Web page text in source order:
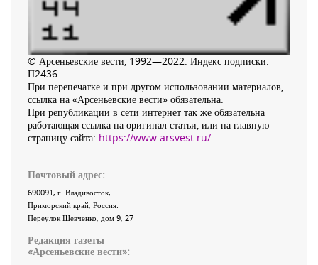
© Арсеньевские вести, 1992—2022. Индекс подписки:
П2436
При перепечатке и при другом использовании материалов,
ссылка на «Арсеньевские вести» обязательна.
При републикации в сети интернет так же обязательна
работающая ссылка на оригинал статьи, или на главную
страницу сайта: https://www.arsvest.ru/
Почтовый адрес:
690091, г. Владивосток,
Приморский край, Россия.
Переулок Шевченко, дом 9, 27
Редакция газеты
«Арсеньевские вести»: